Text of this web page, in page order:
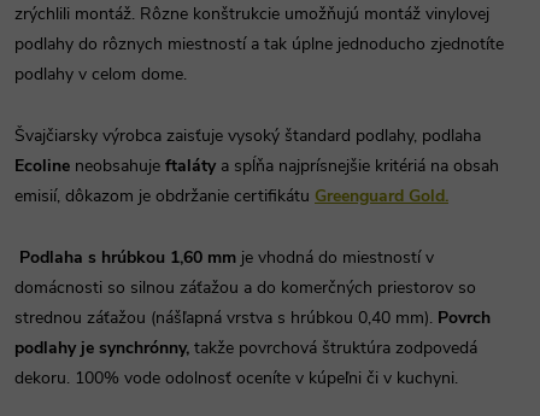
zrýchlili montáž. Rôzne konštrukcie umožňujú montáž vinylovej
podlahy do rôznych miestností a tak úplne jednoducho zjednotíte
podlahy v celom dome.
Švajčiarsky výrobca zaisťuje vysoký štandard podlahy, podlaha
Ecoline neobsahuje ftaláty a spĺňa najprísnejšie kritériá na obsah
emisií, dôkazom je obdržanie certifikátu Greenguard Gold.
Podlaha s hrúbkou 1,60 mm je vhodná do miestností v
domácnosti so silnou záťažou a do komerčných priestorov so
strednou záťažou (nášľapná vrstva s hrúbkou 0,40 mm). Povrch
podlahy je synchrónny, takže povrchová štruktúra zodpovedá
dekoru. 100% vode odolnosť oceníte v kúpeľni či v kuchyni.